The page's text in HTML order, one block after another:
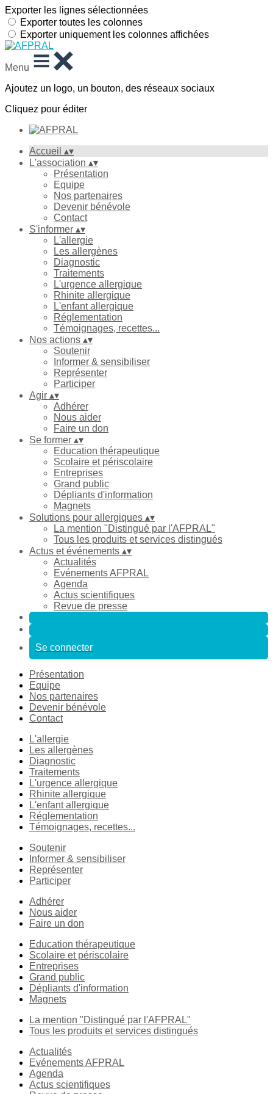
Exporter les lignes sélectionnées
Exporter toutes les colonnes
Exporter uniquement les colonnes affichées
Menu
Ajoutez un logo, un bouton, des réseaux sociaux
Cliquez pour éditer
Accueil ▴▾
L'association ▴▾
Présentation
Equipe
Nos partenaires
Devenir bénévole
Contact
S'informer ▴▾
L'allergie
Les allergènes
Diagnostic
Traitements
L'urgence allergique
Rhinite allergique
L'enfant allergique
Réglementation
Témoignages, recettes...
Nos actions ▴▾
Soutenir
Informer & sensibiliser
Représenter
Participer
Agir ▴▾
Adhérer
Nous aider
Faire un don
Se former ▴▾
Education thérapeutique
Scolaire et périscolaire
Entreprises
Grand public
Dépliants d'information
Magnets
Solutions pour allergiques ▴▾
La mention "Distingué par l'AFPRAL"
Tous les produits et services distingués
Actus et événements ▴▾
Actualités
Evénements AFPRAL
Agenda
Actus scientifiques
Revue de presse
Se connecter
Présentation
Equipe
Nos partenaires
Devenir bénévole
Contact
L'allergie
Les allergènes
Diagnostic
Traitements
L'urgence allergique
Rhinite allergique
L'enfant allergique
Réglementation
Témoignages, recettes...
Soutenir
Informer & sensibiliser
Représenter
Participer
Adhérer
Nous aider
Faire un don
Education thérapeutique
Scolaire et périscolaire
Entreprises
Grand public
Dépliants d'information
Magnets
La mention "Distingué par l'AFPRAL"
Tous les produits et services distingués
Actualités
Evénements AFPRAL
Agenda
Actus scientifiques